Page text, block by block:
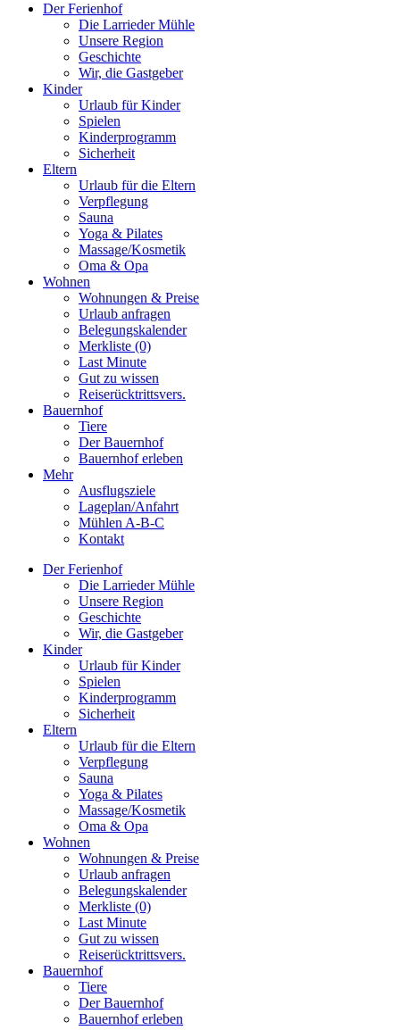
Der Ferienhof
Die Larrieder Mühle
Unsere Region
Geschichte
Wir, die Gastgeber
Kinder
Urlaub für Kinder
Spielen
Kinderprogramm
Sicherheit
Eltern
Urlaub für die Eltern
Verpflegung
Sauna
Yoga & Pilates
Massage/Kosmetik
Oma & Opa
Wohnen
Wohnungen & Preise
Urlaub anfragen
Belegungskalender
Merkliste (0)
Last Minute
Gut zu wissen
Reiserücktrittsvers.
Bauernhof
Tiere
Der Bauernhof
Bauernhof erleben
Mehr
Ausflugsziele
Lageplan/Anfahrt
Mühlen A-B-C
Kontakt
Der Ferienhof
Die Larrieder Mühle
Unsere Region
Geschichte
Wir, die Gastgeber
Kinder
Urlaub für Kinder
Spielen
Kinderprogramm
Sicherheit
Eltern
Urlaub für die Eltern
Verpflegung
Sauna
Yoga & Pilates
Massage/Kosmetik
Oma & Opa
Wohnen
Wohnungen & Preise
Urlaub anfragen
Belegungskalender
Merkliste (0)
Last Minute
Gut zu wissen
Reiserücktrittsvers.
Bauernhof
Tiere
Der Bauernhof
Bauernhof erleben